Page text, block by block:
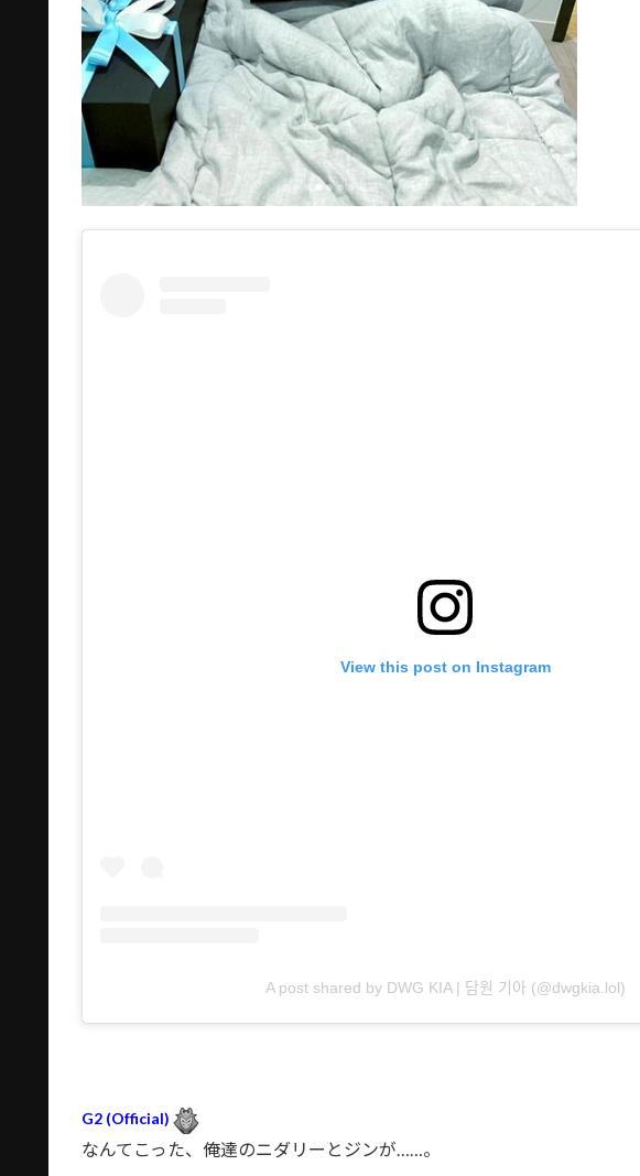
View this post on Instagram
A post shared by DWG KIA | 담원 기아 (@dwgkia.lol)
G2 (Official)
なんてこった、俺達のニダリーとジンが……。